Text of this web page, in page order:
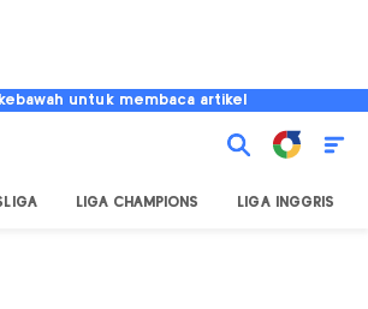
untuk membaca artikel
LIGA CHAMPIONS LIGA INGGRIS